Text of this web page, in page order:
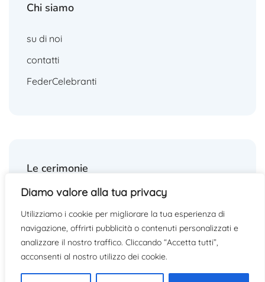
Diamo valore alla tua privacy
Utilizziamo i cookie per migliorare la tua esperienza di
navigazione, offrirti pubblicità o contenuti personalizzati e
analizzare il nostro traffico. Cliccando “Accetta tutti”,
acconsenti al nostro utilizzo dei cookie.
Chi siamo
su di noi
contatti
FederCelebranti
Le cerimonie
matrimoni
funerali
altre cerimonie